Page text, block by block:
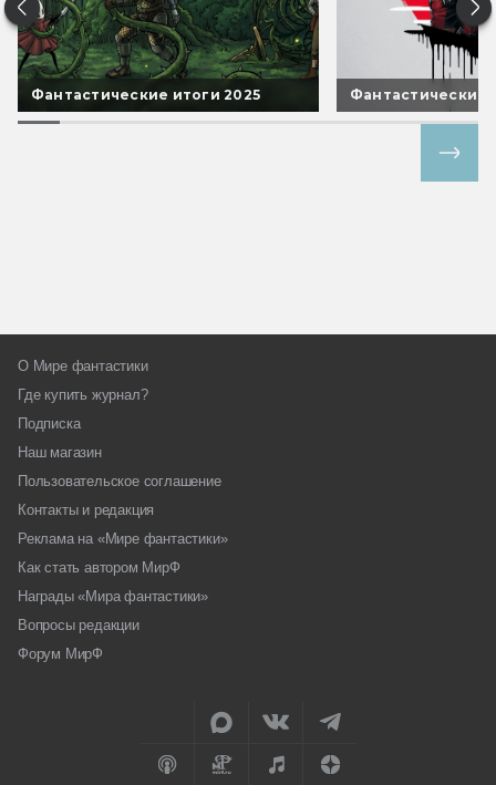
Фантастические итоги 2025 Фантастические
О Мире фантастики
Где купить журнал?
Подписка
Наш магазин
Пользовательское соглашение
Контакты и редакция
Реклама на «Мире фантастики»
Как стать автором МирФ
Награды «Мира фантастики»
Вопросы редакции
Форум МирФ